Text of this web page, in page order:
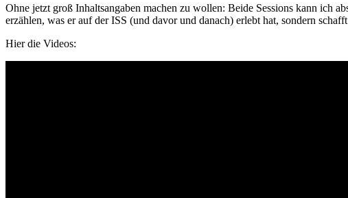
Ohne jetzt groß Inhaltsangaben machen zu wollen: Beide Sessions kann ich
erzählen, was er auf der ISS (und davor und danach) erlebt hat, sondern
Hier die Videos: